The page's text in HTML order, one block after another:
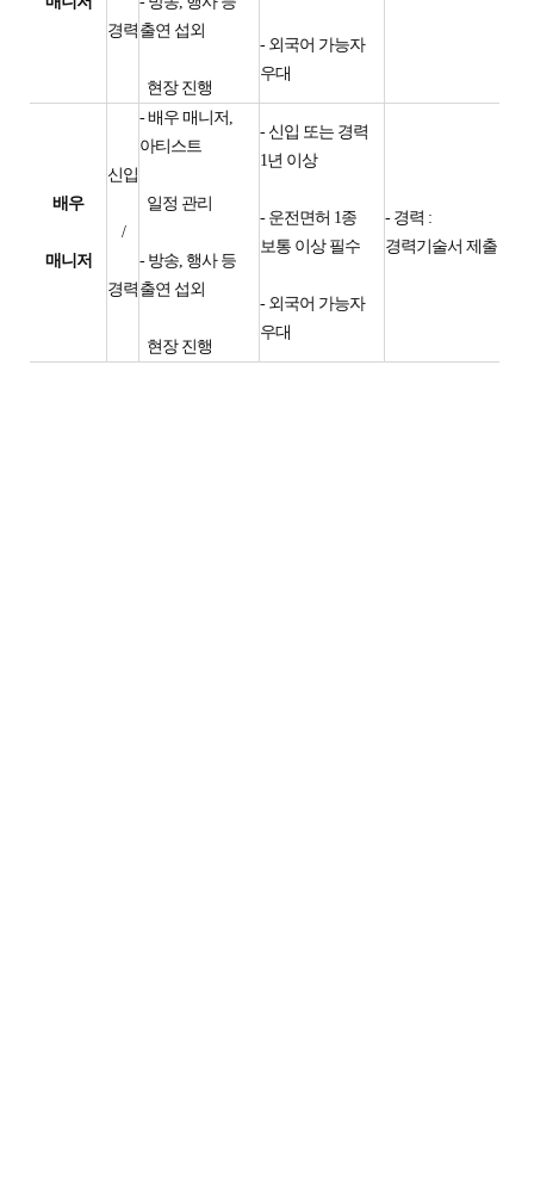
경력 출연 섭외
현장 진행
- 외국어 가능자
우대
배우
매니저
신입
/
경력
- 배우 매니저,
아티스트
일정 관리
- 방송, 행사 등
출연 섭외
현장 진행
- 신입 또는 경력
1년 이상
- 운전면허 1종
보통 이상 필수
- 외국어 가능자
우대
- 경력 :
경력기술서 제출